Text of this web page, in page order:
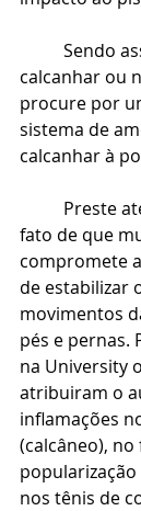
Sendo
calcanhar ou
procure por
sistema de
calcanhar à
Preste
fato de que
compromete
de estabilizar
movimentos
pés e pernas.
na University
atribuiram o
inflamações
(calcâneo), no
nos tênis de